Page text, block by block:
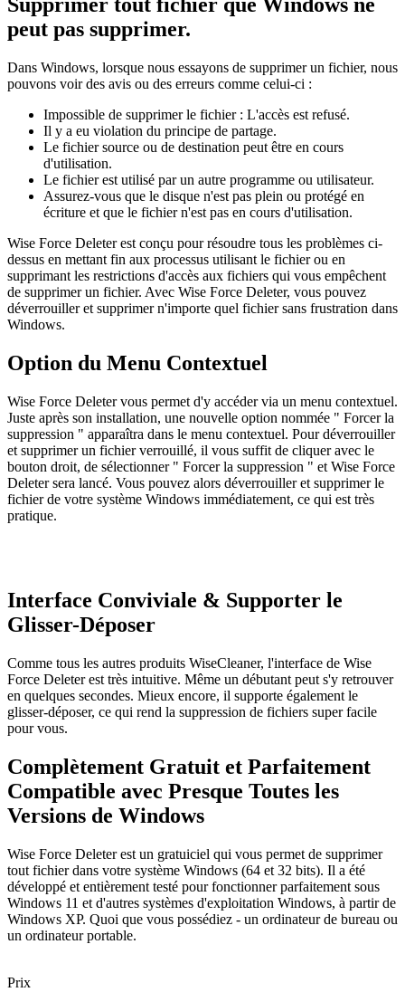
peut pas supprimer.
Dans Windows, lorsque nous essayons de supprimer un fichier, nous
pouvons voir des avis ou des erreurs comme celui-ci :
Impossible de supprimer le fichier : L'accès est refusé.
Il y a eu violation du principe de partage.
Le fichier source ou de destination peut être en cours
d'utilisation.
Le fichier est utilisé par un autre programme ou utilisateur.
Assurez-vous que le disque n'est pas plein ou protégé en
écriture et que le fichier n'est pas en cours d'utilisation.
Wise Force Deleter est conçu pour résoudre tous les problèmes ci-
dessus en mettant fin aux processus utilisant le fichier ou en
supprimant les restrictions d'accès aux fichiers qui vous empêchent
de supprimer un fichier. Avec Wise Force Deleter, vous pouvez
déverrouiller et supprimer n'importe quel fichier sans frustration dans
Windows.
Option du Menu Contextuel
Wise Force Deleter vous permet d'y accéder via un menu contextuel.
Juste après son installation, une nouvelle option nommée " Forcer la
suppression " apparaîtra dans le menu contextuel. Pour déverrouiller
et supprimer un fichier verrouillé, il vous suffit de cliquer avec le
bouton droit, de sélectionner " Forcer la suppression " et Wise Force
Deleter sera lancé. Vous pouvez alors déverrouiller et supprimer le
fichier de votre système Windows immédiatement, ce qui est très
pratique.
Interface Conviviale & Supporter le
Glisser-Déposer
Comme tous les autres produits WiseCleaner, l'interface de Wise
Force Deleter est très intuitive. Même un débutant peut s'y retrouver
en quelques secondes. Mieux encore, il supporte également le
glisser-déposer, ce qui rend la suppression de fichiers super facile
pour vous.
Complètement Gratuit et Parfaitement
Compatible avec Presque Toutes les
Versions de Windows
Wise Force Deleter est un gratuiciel qui vous permet de supprimer
tout fichier dans votre système Windows (64 et 32 bits). Il a été
développé et entièrement testé pour fonctionner parfaitement sous
Windows 11 et d'autres systèmes d'exploitation Windows, à partir de
Windows XP. Quoi que vous possédiez - un ordinateur de bureau ou
un ordinateur portable.
Prix